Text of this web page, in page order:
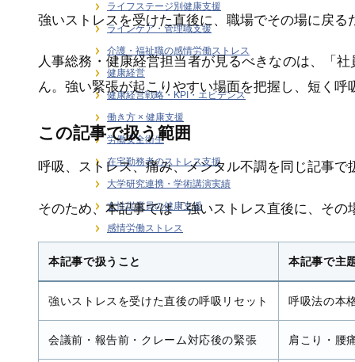
強いストレスを受けた直後に、職場でその場に戻る
人事総務・健康経営担当者が見るべきなのは、「
ん。強い緊張が起こりやすい場面を把握し、短く
この記事で扱う範囲
呼吸、ストレス、痛み、メンタル不調を同じ記事
そのため、本記事では「強いストレス直後に、そ
本記事で扱うこと 本記事で主
強いストレスを受けた直後の呼吸リセット 呼吸法の本
会議前・報告前・クレーム対応後の緊張 肩こり・腰
ライフステージ別健康支援
ラインケア・管理職支援
介護・福祉職の感情労働ストレス
健康経営
健康経営戦略・KPI・エビデンス
働き方 × 健康支援
労働安全衛生
在宅勤務者のストレス支援
大学研究連携・学術講演実績
女性従業員の健康支援
感情労働ストレス
研修・セミナー
階層別ヘルスリテラシー（新人・若手・中